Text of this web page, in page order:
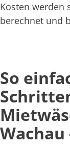
Kosten werden
berechnet und
So
Wachau